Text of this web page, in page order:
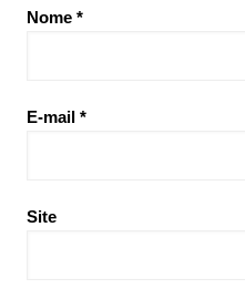
Nome *
E-mail *
Site